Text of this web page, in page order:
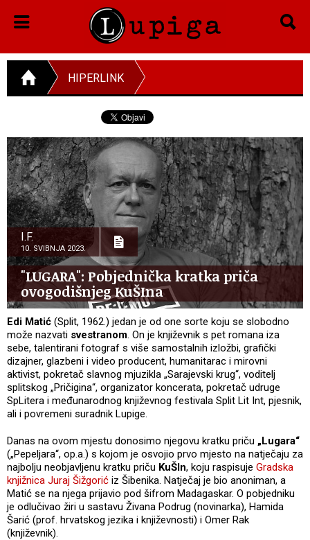
HIPERLINK
I.F.
10. SVIBNJA 2023.
"LUGARA": Pobjednička kratka priča
ovogodišnjeg KuŠIna
Edi Matić (Split, 1962.) jedan je od one sorte koju se slobodno
može nazvati svestranom. On je književnik s pet romana iza
sebe, talentirani fotograf s više samostalnih izložbi, grafički
dizajner, glazbeni i video producent, humanitarac i mirovni
aktivist, pokretač slavnog mjuzikla „Sarajevski krug“, voditelj
splitskog „Pričigina“, organizator koncerata, pokretač udruge
SpLitera i međunarodnog književnog festivala Split Lit Int, pjesnik,
ali i povremeni suradnik Lupige.
Danas na ovom mjestu donosimo njegovu kratku priču „Lugara“
(„Pepeljara“, op.a.) s kojom je osvojio prvo mjesto na natječaju za
najbolju neobjavljenu kratku priču KuŠIn, koju raspisuje Gradska
knjižnica Juraj Šižgorić iz Šibenika. Natječaj je bio anoniman, a
Matić se na njega prijavio pod šifrom Madagaskar. O pobjedniku
je odlučivao žiri u sastavu Živana Podrug (novinarka), Hamida
Šarić (prof. hrvatskog jezika i književnosti) i Omer Rak
(književnik).